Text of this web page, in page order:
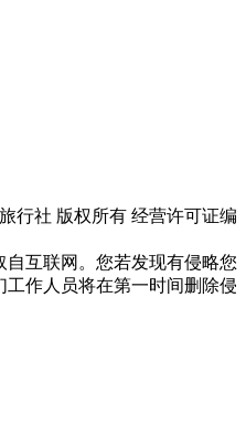
行社 版权所有 经营许可证编
互联网。您若发现有侵略您
作人员将在第一时间删除侵